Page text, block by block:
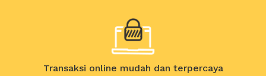
Transaksi online mudah dan terpercaya